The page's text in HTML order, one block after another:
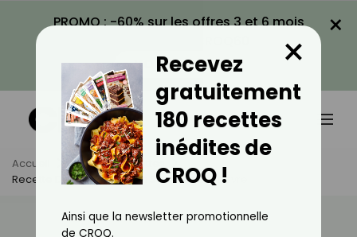
PROMO : -60% sur les offres 3 et 6 mois
VOIR LA PROMO
×
Accueil Actus
Recettes
Recette De Tarte Tomates Séchées Et Chèvre
Recevez
gratuitement
180 recettes
inédites de
CROQ !
×
Ainsi que la newsletter promotionnelle
de CROQ.